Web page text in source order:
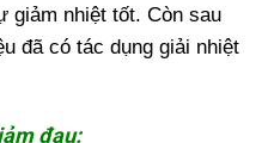
giảm nhiệt tốt. Còn sau
đã có tác dụng giải nhiệt
đau: